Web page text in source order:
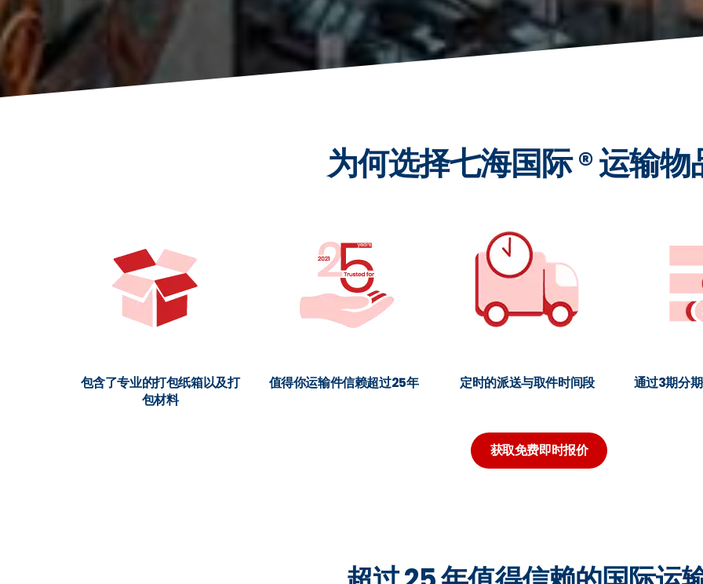
为何选择七海国际 ® 运输物
包含了专业的打包纸箱以及打
包材料
值得你运输件信赖超过25年 定时的派送与取件时间段 通过3期分
获取免费即时报价